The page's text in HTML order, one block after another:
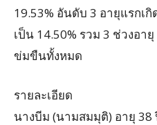
19.53% อันดับ 3 อายุแรกเ
เป็น 14.50% รวม 3 ช่วงอา
ข่มขืนทั้งหมด
รายละเอียด
นางบีม (นามสมมุติ) อายุ 38